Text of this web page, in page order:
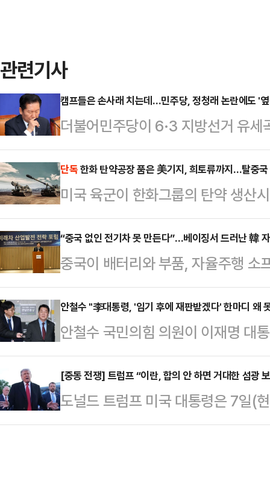
관련기사
캠프들은 손사래 치는데…민주당, 정청래 논란에도 '
더불어민주당이 6·3 지방선거 유
하기로 확정했다. 이른바 '오빠 호
거 캠프가 기피하고 있는 것과 대
일 총 20곡의 지방선거 유세곡을
축제 분위기를 끌어내기 위해 큰 틀
대중 인기곡 등으로 선정했다는 것
가수 유정석의 '질풍가도'부터 영탁
됐다.…
단독한화 탄약공장 품은 美기지, 희토류까지…탈중
미국 육군이 한화그룹의 탄약 생산
널(Pine Bluff Arsenal) 부지에 희
중국산 원자재 의존도를 낮추려는
기업의 거점을 축으로 구체화되는
군이 파인블러프 아스널에 희토류
됐다.미 육군 공식 미디어(DVIDS)
령관 매슈 메이슨 대령의 기고문에
해 첨단…
“중국 없인 전기차 못 만든다”…베이징서 드러난 韓
중국이 배터리와 부품, 자율주행 소
하면서 글로벌 완성차 업체들이 중
습이 뚜렷해지고 있다. 업계에서는
국내 자동차 산업의 생산기반 약화
있다는 우려가 나온다.한국모빌리
8일 서울 서초구 자동차회관에서 ‘
중심으로 재편되는 전기·자율주행
방안을 논의했다.정구민 한국모빌…
안철수 "李대통령, '임기 후에 재판받겠다' 한마디 왜
안철수 국민의힘 의원이 이재명 대
특검법안(공소취소 특검법안)에 대
사한 것과 관련해 "법안의 내용은
판했다.안철수 의원은 8일 자신의
니다. 시기와 절차만 숙의되면 공소
[중동 전쟁] 트럼프 “이란, 합의 안 하면 거대한 섬광
도널드 트럼프 미국 대통령은 7일(
서명하지 않으면 거대한 섬광이 솟